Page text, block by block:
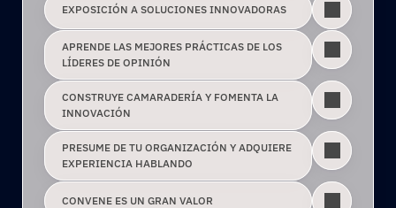
EXPOSICIÓN A SOLUCIONES INNOVADORAS
APRENDE LAS MEJORES PRÁCTICAS DE LOS
LÍDERES DE OPINIÓN
CONSTRUYE CAMARADERÍA Y FOMENTA LA
INNOVACIÓN
PRESUME DE TU ORGANIZACIÓN Y ADQUIERE
EXPERIENCIA HABLANDO
CONVENE ES UN GRAN VALOR